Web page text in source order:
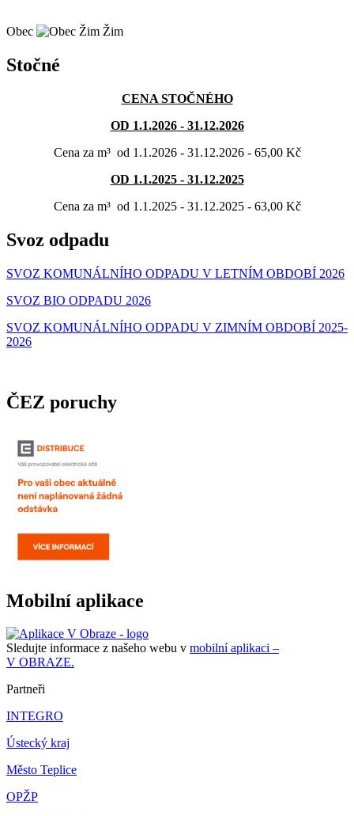
Obec Žim
Stočné
CENA STOČNÉHO
OD 1.1.2026 - 31.12.2026
Cena za m³ od 1.1.2026 - 31.12.2026 - 65,00 Kč
OD 1.1.2025 - 31.12.2025
Cena za m³ od 1.1.2025 - 31.12.2025 - 63,00 Kč
Svoz odpadu
SVOZ KOMUNÁLNÍHO ODPADU V LETNÍM OBDOBÍ 2026
SVOZ BIO ODPADU 2026
SVOZ KOMUNÁLNÍHO ODPADU V ZIMNÍM OBDOBÍ 2025-
2026
ČEZ poruchy
Mobilní aplikace
Sledujte informace z našeho webu v mobilní aplikaci –
V OBRAZE.
Partneři
INTEGRO
Ústecký kraj
Město Teplice
OPŽP